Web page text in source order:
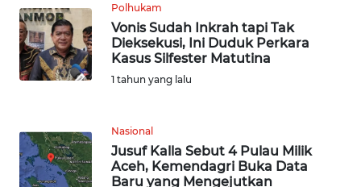
Polhukam
Vonis Sudah Inkrah tapi Tak
Dieksekusi, Ini Duduk Perkara
Kasus Silfester Matutina
1 tahun yang lalu
Nasional
Jusuf Kalla Sebut 4 Pulau Milik
Aceh, Kemendagri Buka Data
Baru yang Mengejutkan
GORONTALO
WN
SULUT
MALUKU
WN